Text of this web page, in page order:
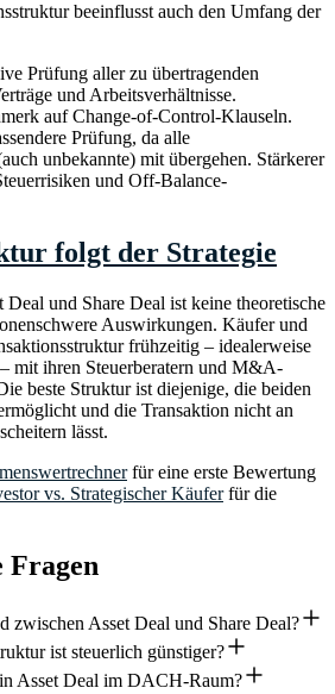
beeinflusst auch den Umfang der
Prüfung aller zu übertragenden
und Arbeitsverhältnisse.
auf Change-of-Control-Klauseln.
Prüfung, da alle
unbekannte) mit übergehen. Stärkerer
und Off-Balance-
folgt der Strategie
und Share Deal ist keine theoretische
Auswirkungen. Käufer und
frühzeitig – idealerweise
mit ihren Steuerberatern und M&A-
beste Struktur ist diejenige, die beiden
und die Transaktion nicht an
lässt.
für eine erste Bewertung
vs. Strategischer Käuferfür die
Fragen
zwischen Asset Deal und Share Deal?
ist steuerlich günstiger?
Asset Deal im DACH-Raum?